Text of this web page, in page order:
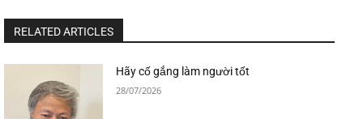
RELATED ARTICLES
Hãy cố gắng làm người tốt
28/07/2026